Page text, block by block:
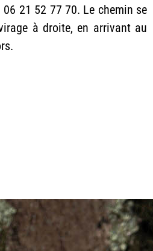
21 52 77 70. Le chemin se
à droite, en arrivant au